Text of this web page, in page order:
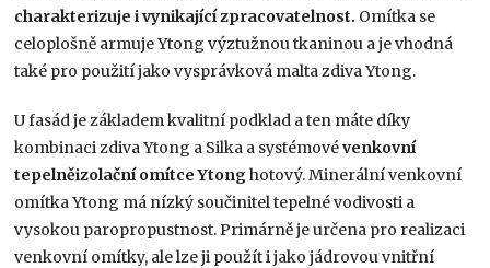
charakterizuje i vynikající zpracovatelnost. Omítka se
celoplošně armuje Ytong výztužnou tkaninou a je vhodná
také pro použití jako vysprávková malta zdiva Ytong.
U fasád je základem kvalitní podklad a ten máte díky
kombinaci zdiva Ytong a Silka a systémovévenkovní
tepelněizolační omítce Ytonghotový. Minerální venkovní
omítka Ytong má nízký součinitel tepelné vodivosti a
vysokou paropropustnost. Primárně je určena pro realizaci
venkovní omítky, ale lze ji použít i jako jádrovou vnitřní